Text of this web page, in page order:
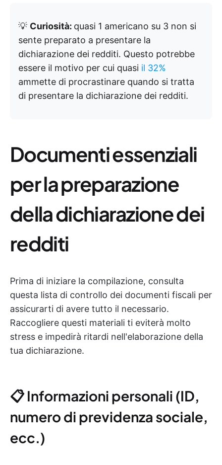
💡 Curiosità: quasi 1 americano su 3 non si
sente preparato a presentare la
dichiarazione dei redditi. Questo potrebbe
essere il motivo per cui quasi il 32%
ammette di procrastinare quando si tratta
di presentare la dichiarazione dei redditi.
Documenti essenziali
per la preparazione
della dichiarazione dei
redditi
Prima di iniziare la compilazione, consulta
questa lista di controllo dei documenti fiscali per
assicurarti di avere tutto il necessario.
Raccogliere questi materiali ti eviterà molto
stress e impedirà ritardi nell'elaborazione della
tua dichiarazione.
📋 Informazioni personali (ID,
numero di previdenza sociale,
ecc.)